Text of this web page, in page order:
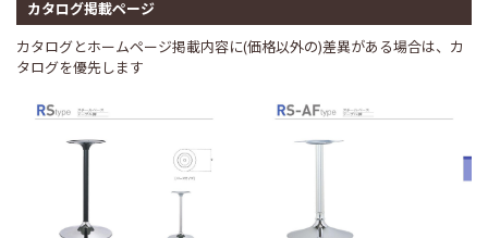
カタログ掲載ページ
カタログとホームページ掲載内容に(価格以外の)差異がある場合は、カ
タログを優先します